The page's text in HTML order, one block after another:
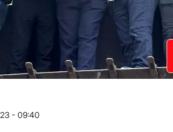
- 09:40